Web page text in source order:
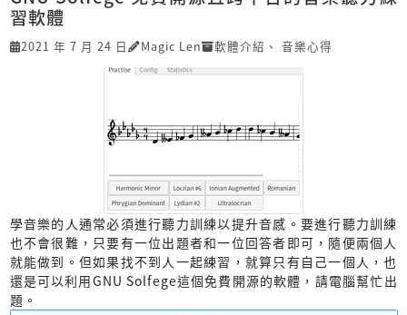
習軟體
2021 年 7 月 24 日 Magic Len 軟體介紹 、 音樂心得
學音樂的人通常必須進行聽力訓練以提升音感。要進行聽力訓練
也不會很難，只要有一位出題者和一位回答者即可，隨便兩個人
就能做到。但如果找不到人一起練習，就算只有自己一個人，也
還是可以利用GNU Solfege這個免費開源的軟體，請電腦幫忙出
題。